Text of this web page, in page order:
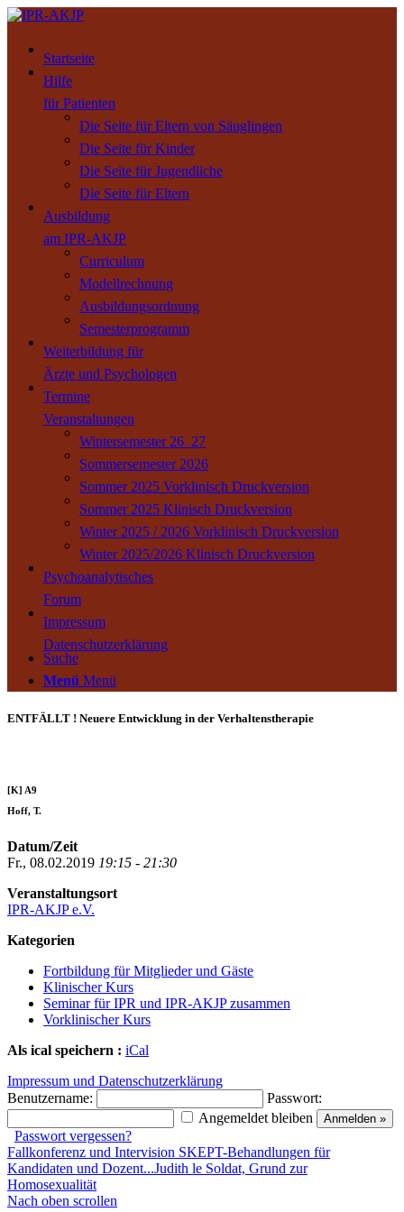
Startseite
Hilfe
für Patienten
Die Seite für Eltern von Säuglingen
Die Seite für Kinder
Die Seite für Jugendliche
Die Seite für Eltern
Ausbildung
am IPR-AKJP
Curriculum
Modellrechnung
Ausbildungsordnung
Semesterprogramm
Weiterbildung für
Ärzte und Psychologen
Termine
Veranstaltungen
Wintersemester 26_27
Sommersemester 2026
Sommer 2025 Vorklinisch Druckversion
Sommer 2025 Klinisch Druckversion
Winter 2025 / 2026 Vorklinisch Druckversion
Winter 2025/2026 Klinisch Druckversion
Psychoanalytisches
Forum
Impressum
Datenschutzerklärung
Suche
Menü Menü
ENTFÄLLT ! Neuere Entwicklung in der Verhaltenstherapie
[K] A9
Hoff, T.
Datum/Zeit
Fr., 08.02.2019 19:15 - 21:30
Veranstaltungsort
IPR-AKJP e.V.
Kategorien
Fortbildung für Mitglieder und Gäste
Klinischer Kurs
Seminar für IPR und IPR-AKJP zusammen
Vorklinischer Kurs
Als ical speichern : iCal
Impressum und Datenschutzerklärung
Benutzername:
Passwort:
Angemeldet bleiben
Passwort vergessen?
Fallkonferenz und Intervision SKEPT-Behandlungen für
Kandidaten und Dozent...Judith le Soldat, Grund zur
Homosexualität
Nach oben scrollen